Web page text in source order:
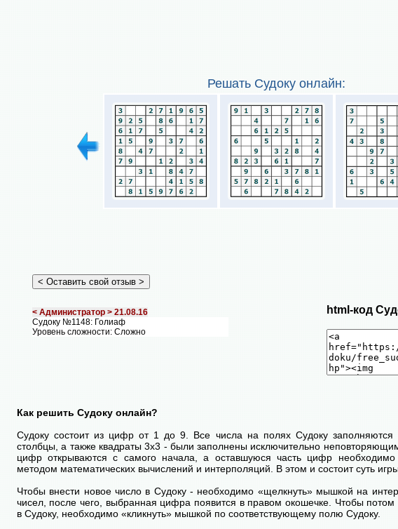
Решать Судоку онлайн:
< Администратор > 21.08.16
Судоку №1148: Голиаф
Уровень сложности: Сложно
html-код
Как решить Судоку онлайн?
Судоку состоит из цифр от 1 до 9. Все числа на полях Судоку
столбцы, а также квадраты 3х3 - были заполнены исключительно
цифр открываются с самого начала, а оставшуюся часть цифр необходимо
методом математических вычислений и интерполяций. В этом и состоит суть
Чтобы внести новое число в Судоку - необходимо «щелкнуть» мышкой на
чисел, после чего, выбранная цифра появится в правом окошечке. Чтобы
в Судоку, необходимо «кликнуть» мышкой по соответствующему полю Судоку.